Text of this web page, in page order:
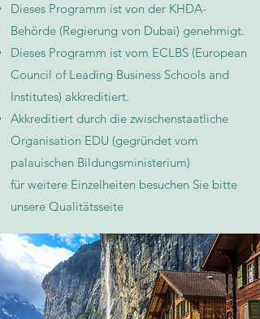
Dieses Programm ist von der KHDA-
Behörde (Regierung von Dubai) genehmigt.
Dieses Programm ist vom ECLBS (European
Council of Leading Business Schools and
Institutes) akkreditiert.
Akkreditiert durch die zwischenstaatliche
Organisation EDU (gegründet vom
palauischen Bildungsministerium)
für weitere Einzelheiten besuchen Sie bitte
unsere Qualitätsseite​